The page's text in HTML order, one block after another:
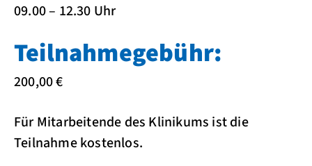
09.00 – 12.30 Uhr
Teilnahmegebühr:
200,00 €
Für Mitarbeitende des Klinikums ist die
Teilnahme kostenlos.